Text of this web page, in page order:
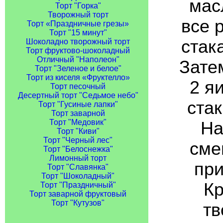
Торт "Горка"
Творожный торт
Торт «Праздничные грезы»
Торт "15 минут"
Шоколадно творожный торт
Торт фруктово-шоколадный
Отличный "Наполеон"
Торт "Зеленое и белое"
Торт из киселя «Фруктелло»
Торт песочный
Десертный торт "Седьмое небо"
Торт "Гусиные лапки"
Торт заварной
Торт "Медовик"
Торт "Киви"
Торт "Черный лес"
Торт "Белоснежка"
Лимонный торт
Торт "Славянка"
Торт "Шоколадный"
Торт "Праздничный"
Торт заварной фруктовый
Торт "Кутузов"
все
2